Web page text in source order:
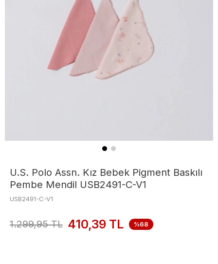
U.S. Polo Assn. Kız Bebek Pigment Baskılı
Pembe Mendil USB2491-C-V1
USB2491-C-V1
1.299,95TL 410,39 TL %68